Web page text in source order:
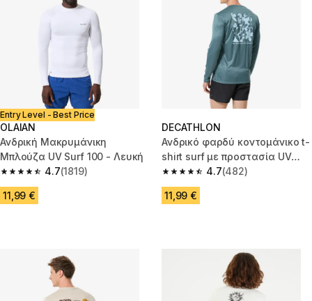
Entry Level - Best Price
OLAIAN
Ανδρική Μακρυμάνικη
Μπλούζα UV Surf 100 - Λευκή
4.7
4.7 out of 5 stars from 1819 reviews
(1819)
11,99 €
DECATHLON
Ανδρικό φαρδύ κοντομάνικο t-
shirt surf με προστασία UV
Cutyflow - Γκρι
4.7
4.7 out of 5 stars from 482
(482)
11,99 €